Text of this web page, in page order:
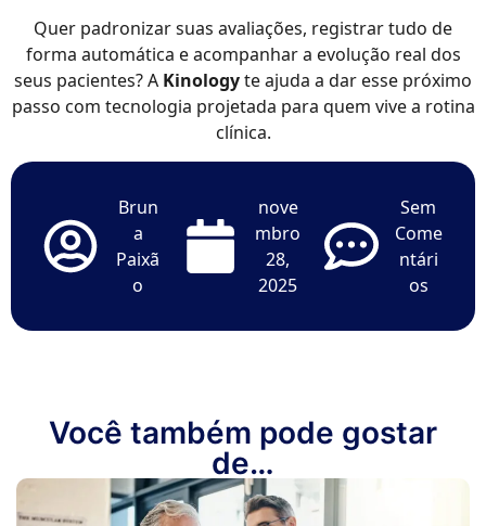
Quer padronizar suas avaliações, registrar tudo de
forma automática e acompanhar a evolução real dos
seus pacientes? A Kinologyte ajuda a dar esse próximo
passo com tecnologia projetada para quem vive a rotina
clínica.
Brun
a
Paixã
o
nove
mbro
28,
2025
Sem
Come
ntári
os
Você também pode gostar
de…